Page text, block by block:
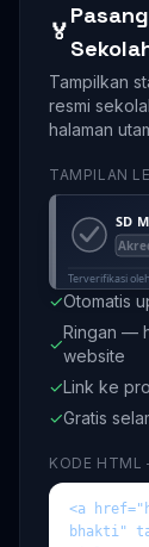
🏅
Tampilkan
resmi
halaman
TAMPILAN
✓Otomatis
✓
Ringan —
website
✓Link ke
✓Gratis
KODE HTML